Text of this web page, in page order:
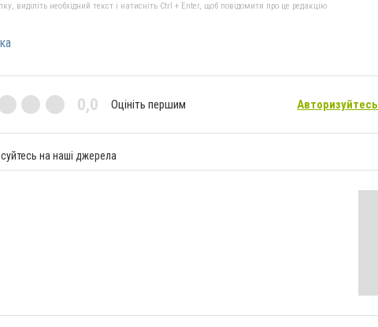
виділіть необхідний текст і натисніть Ctrl + Enter, щоб повідомити про це редакцію
0,0 Оцініть першим Авторизуйтесь
на наші джерела